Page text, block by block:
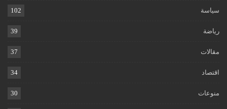
سياسة 102
رياضة 39
مقالات 37
اقتصاد 34
منوعات 30